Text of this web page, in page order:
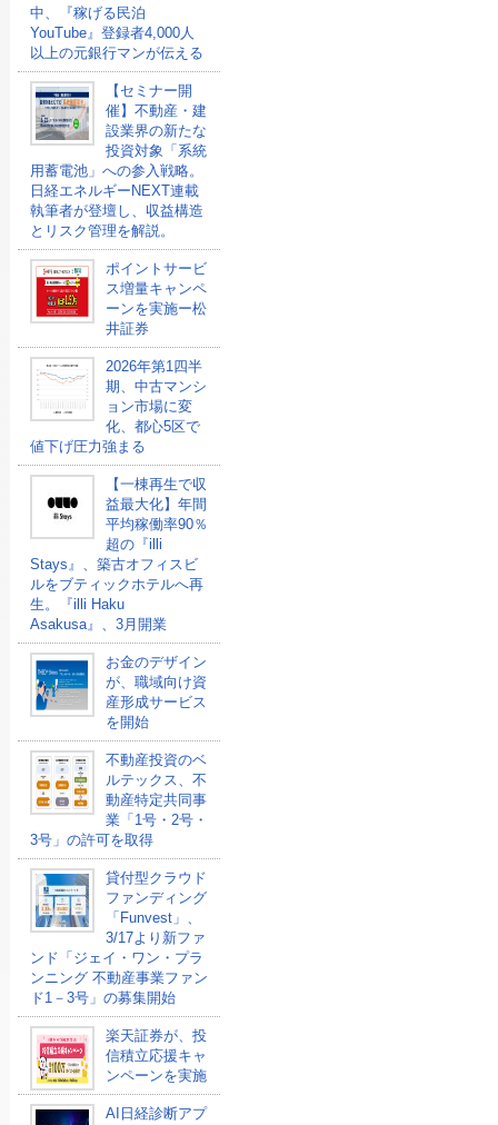
中、『稼げる民泊
YouTube』登録者4,000人
以上の元銀行マンが伝える
【セミナー開
催】不動産・建
設業界の新たな
投資対象「系統
用蓄電池」への参入戦略。
日経エネルギーNEXT連載
執筆者が登壇し、収益構造
とリスク管理を解説。
ポイントサービ
ス増量キャンペ
ーンを実施ー松
井証券
2026年第1四半
期、中古マンシ
ョン市場に変
化、都心5区で
値下げ圧力強まる
【一棟再生で収
益最大化】年間
平均稼働率90％
超の『illi
Stays』、築古オフィスビ
ルをブティックホテルへ再
生。『illi Haku
Asakusa』、3月開業
お金のデザイン
が、職域向け資
産形成サービス
を開始
不動産投資のベ
ルテックス、不
動産特定共同事
業「1号・2号・
3号」の許可を取得
貸付型クラウド
ファンディング
「Funvest」、
3/17より新ファ
ンド「ジェイ・ワン・プラ
ンニング 不動産事業ファン
ド1－3号」の募集開始
楽天証券が、投
信積立応援キャ
ンペーンを実施
AI日経診断アプ